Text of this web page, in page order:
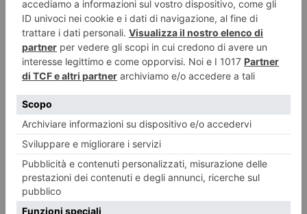
Hiroschima e Nagasaki: per non dimenticare
5 Agosto 2026
Carta d’identità cartacea? Ecco cosa devono fare i torinesi che non hanno
ancora la CIE
5 Agosto 2026
Addio a Giuliana Gardini, inventò un nuovo modo di fare televisione
5 Agosto 2026
Foto dei lettori: Vedute del/dal Rocciamelone
5 Agosto 2026
Al Museo di Scienza naturali in mostra il progetto Predator
5 Agosto 2026